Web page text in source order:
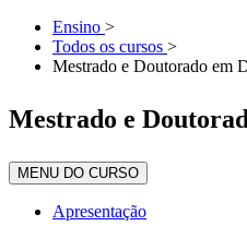
Ensino >
Todos os cursos >
Mestrado e Doutorado em
Mestrado e
MENU DO CURSO
Apresentação